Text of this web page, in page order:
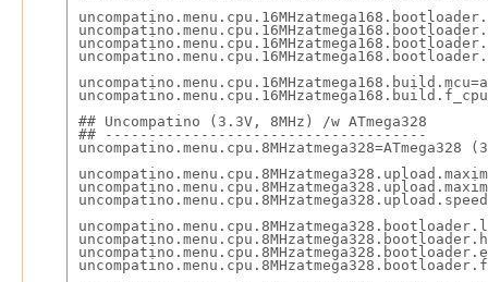
## Uncompatino (3.3V, 8MHz) /w ATmega328
## -------------------------------------
uncompatino.menu.cpu.8MHzatmega328=ATmega328